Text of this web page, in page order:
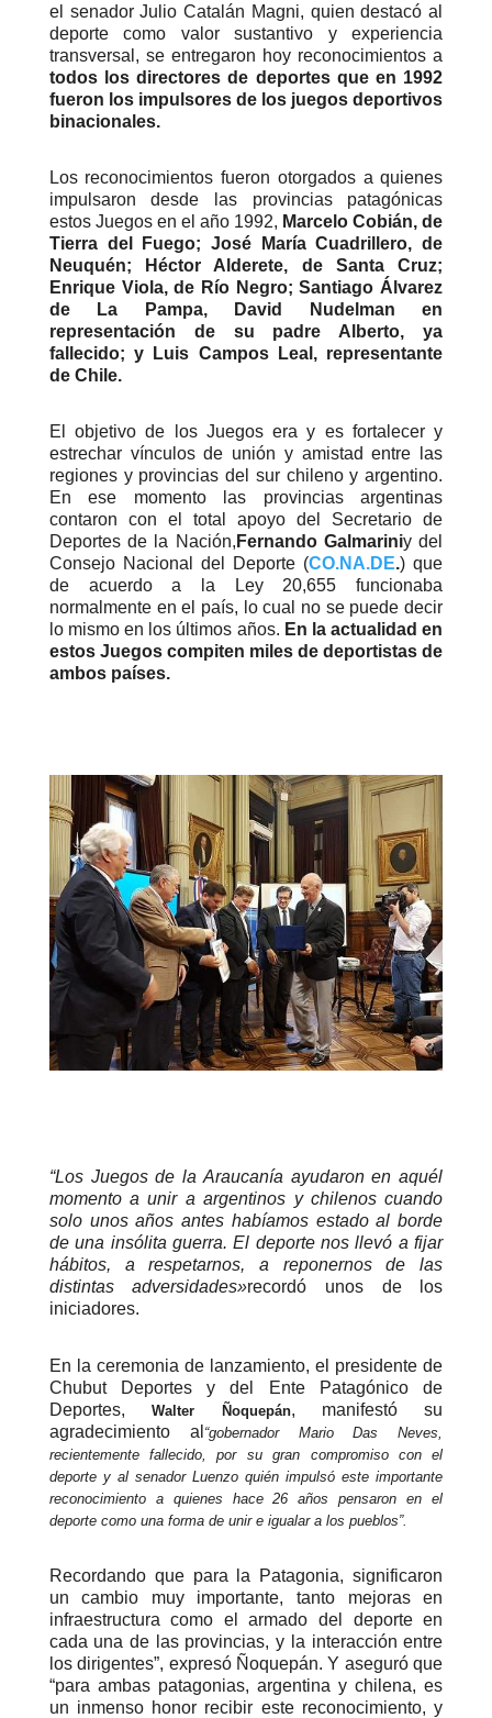
el senador Julio Catalán Magni, quien destacó al
deporte como valor sustantivo y experiencia
transversal, se entregaron hoy reconocimientos a
todos los directores de deportes que en 1992
fueron los impulsores de los juegos deportivos
binacionales.
Los reconocimientos fueron otorgados a quienes
impulsaron desde las provincias patagónicas
estos Juegos en el año 1992, Marcelo Cobián, de
Tierra del Fuego; José María Cuadrillero, de
Neuquén; Héctor Alderete, de Santa Cruz;
Enrique Viola, de Río Negro; Santiago Álvarez
de La Pampa, David Nudelman en
representación de su padre Alberto, ya
fallecido; y Luis Campos Leal, representante
de Chile.
El objetivo de los Juegos era y es fortalecer y
estrechar vínculos de unión y amistad entre las
regiones y provincias del sur chileno y argentino.
En ese momento las provincias argentinas
contaron con el total apoyo del Secretario de
Deportes de la Nación, Fernando Galmariniy del
Consejo Nacional del Deporte (CO.NA.DE.) que
de acuerdo a la Ley 20,655 funcionaba
normalmente en el país, lo cual no se puede decir
lo mismo en los últimos años. En la actualidad en
estos Juegos compiten miles de deportistas de
ambos países.
“Los Juegos de la Araucanía ayudaron en aquél
momento a unir a argentinos y chilenos cuando
solo unos años antes habíamos estado al borde
de una insólita guerra. El deporte nos llevó a fijar
hábitos, a respetarnos, a reponernos de las
distintas adversidades»recordó unos de los
iniciadores.
En la ceremonia de lanzamiento, el presidente de
Chubut Deportes y del Ente Patagónico de
Deportes,Walter Ñoquepán, manifestó su
agradecimiento al “gobernador Mario Das Neves,
recientemente fallecido, por su gran compromiso con el
deporte y al senador Luenzo quién impulsó este importante
reconocimiento a quienes hace 26 años pensaron en el
deporte como una forma de unir e igualar a los pueblos”.
Recordando que para la Patagonia, significaron
un cambio muy importante, tanto mejoras en
infraestructura como el armado del deporte en
cada una de las provincias, y la interacción entre
los dirigentes”, expresó Ñoquepán. Y aseguró que
“para ambas patagonias, argentina y chilena, es
un inmenso honor recibir este reconocimiento, y